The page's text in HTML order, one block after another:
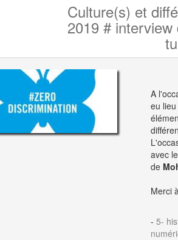
Culture(s) et
2019 #
A
eu
avec
de
Merci
-5-